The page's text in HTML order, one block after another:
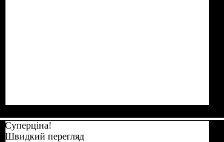
Суперціна!
Швидкий перегляд